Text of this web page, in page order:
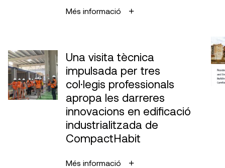
Més informació
Una visita tècnica
impulsada per tres
col·legis professionals
apropa les darreres
innovacions en edificació
industrialitzada de
CompactHabit
Més informació